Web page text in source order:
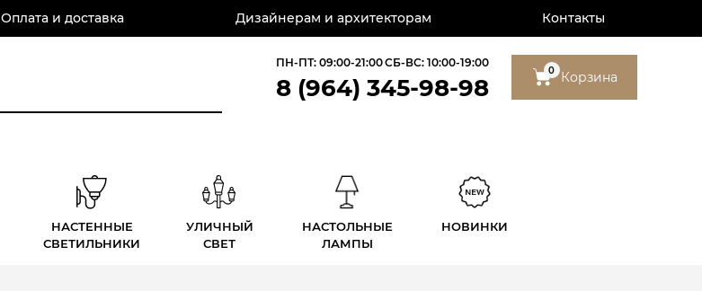
Оплата и доставка Дизайнерам и архитекторам Контакты
ПН-ПТ: 09:00-21:00СБ-ВС: 10:00-19:00
8 (964) 345-98-98
0 Корзина
НАСТЕННЫЕ
СВЕТИЛЬНИКИ
УЛИЧНЫЙ
СВЕТ
НАСТОЛЬНЫЕ
ЛАМПЫ
НОВИНКИ